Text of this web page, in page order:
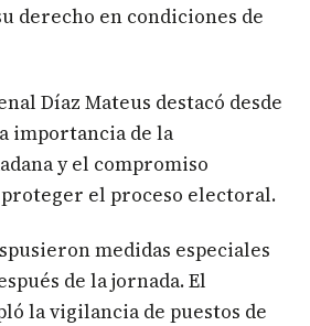
derecho en condiciones de
Díaz Mateus destacó desde
importancia de la
y el compromiso
el proceso electoral.
medidas especiales
de la jornada. El
la vigilancia de puestos de